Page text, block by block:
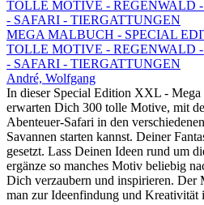
MEGA MALBUCH - SPECIAL
TOLLE MOTIVE - REGENWALD
- SAFARI - TIERGATTUNGEN
André, Wolfgang
In dieser Special Edition XXL -
erwarten Dich 300 tolle Motive, mit
Abenteuer-Safari in den
Savannen starten kannst. Deiner
gesetzt. Lass Deinen Ideen rund um
ergänze so manches Motiv beliebig
Dich verzaubern und inspirieren. Der
man zur Ideenfindung und